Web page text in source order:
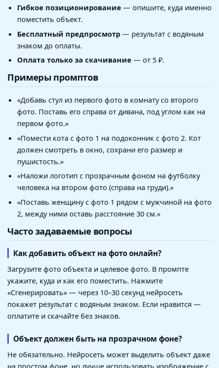
Гибкое позиционирование — опишите, куда именно
поместить объект.
Бесплатный предпросмотр— результат с водяным
знаком до оплаты.
Оплата только за скачивание — от 5 ₽.
Примеры промптов
«Добавь стул из первого фото в комнату со второго
фото. Поставь его справа от дивана, под углом как на
первом фото.»
«Помести кота с фото 1 на подоконник с фото 2. Кот
должен смотреть в окно, сохрани его размер и
пушистость.»
«Наложи логотип с прозрачным фоном на футболку
человека на втором фото (справа на груди).»
«Поставь женщину с фото 1 рядом с мужчиной на фото
2, между ними оставь расстояние 30 см.»
Часто задаваемые вопросы
Как добавить объект на фото онлайн?
Загрузите фото объекта и целевое фото. В промпте
укажите, куда и как его поместить. Нажмите
«Сгенерировать» — через 10–30 секунд нейросеть
покажет результат с водяным знаком. Если нравится —
оплатите и скачайте без знаков.
Объект должен быть на прозрачном фоне?
Не обязательно. Нейросеть может выделить объект даже
на простом фоне, но лучше использовать изображение с